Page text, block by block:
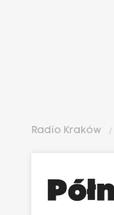
Radio Kraków